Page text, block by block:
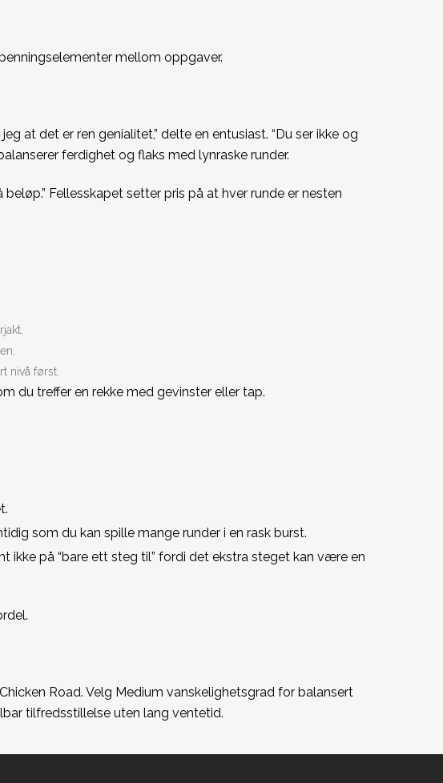
mellom oppgaver.
at det er ren genialitet,” delte en entusiast. “Du ser ikke og
ferdighet og flaks med lynraske runder.
Fellesskapet setter pris på at hver runde er nesten
nivå først.
du treffer en rekke med gevinster eller tap.
som du kan spille mange runder i en rask burst.
på “bare ett steg til” fordi det ekstra steget kan være en
Road. Velg Medium vanskelighetsgrad for balansert
tilfredsstillelse uten lang ventetid.